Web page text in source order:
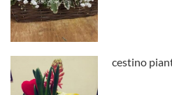
cestino